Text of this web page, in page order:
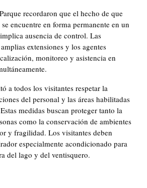
recordaron que el hecho de que
encuentre en forma permanente en un
ausencia de control. Las
extensiones y los agentes
monitoreo y asistencia en
a todos los visitantes respetar la
del personal y las áreas habilitadas
medidas buscan proteger tanto la
como la conservación de ambientes
y fragilidad. Los visitantes deben
especialmente acondicionado para
del lago y del ventisquero.